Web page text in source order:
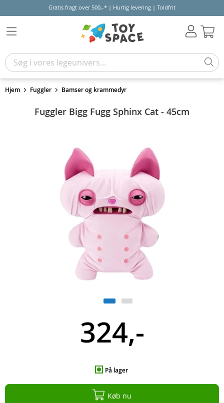
Gratis fragt over 500,-* | Hurtig levering | Toldfrit
Hjem Fuggler Bamser og krammedyr
Fuggler Bigg Fugg Sphinx Cat - 45cm
324,-
På lager
Køb nu